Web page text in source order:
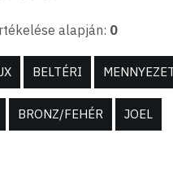
alapján: 0
BELTÉRI
BRONZ/FEHÉR JOEL